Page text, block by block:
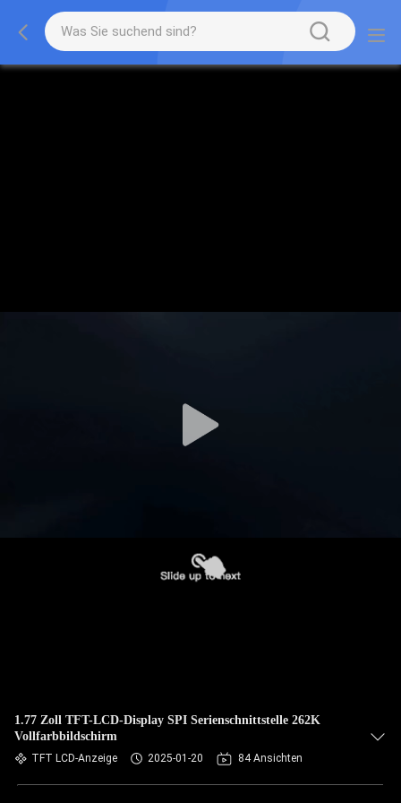
1.77 Zoll TFT-LCD-Display SPI Serienschnittstelle 262K
Vollfarbbildschirm
TFT LCD-Anzeige 2025-01-20 84 Ansichten